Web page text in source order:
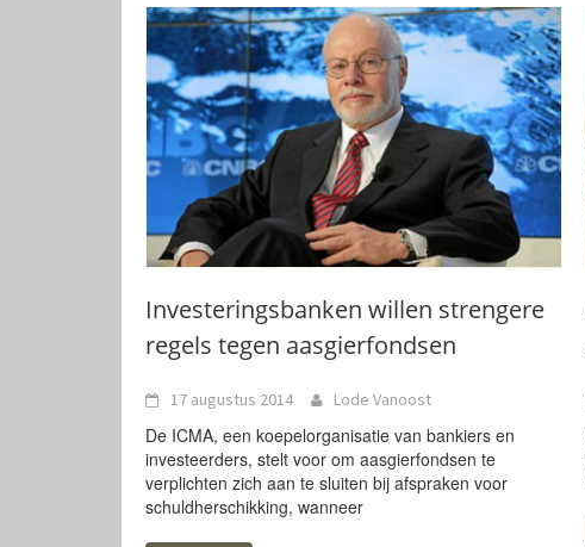
Investeringsbanken willen strengere
regels tegen aasgierfondsen
17 augustus 2014 Lode Vanoost
De ICMA, een koepelorganisatie van bankiers en
investeerders, stelt voor om aasgierfondsen te
verplichten zich aan te sluiten bij afspraken voor
schuldherschikking, wanneer